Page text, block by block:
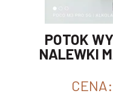
POTOK
NALEWKI
CENA: